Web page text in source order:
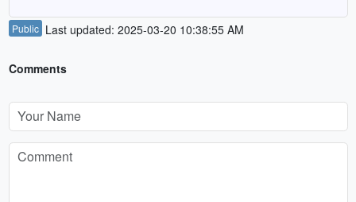
Public Last updated: 2025-03-20 10:38:55 AM
Comments